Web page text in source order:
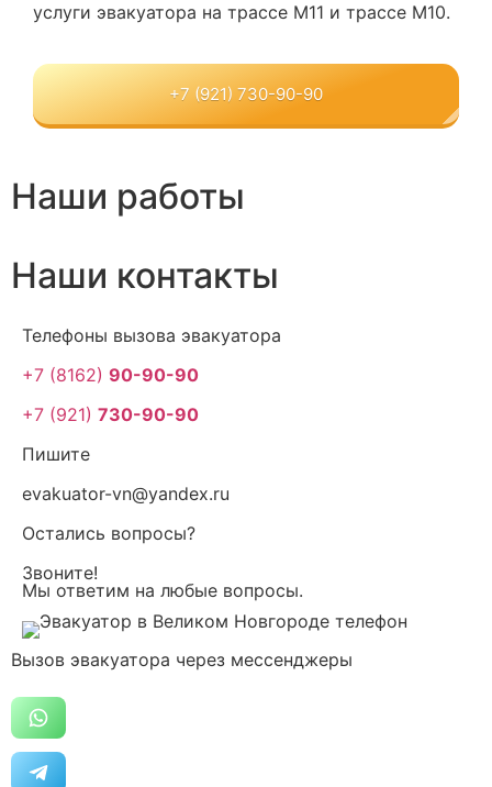
услуги эвакуатора на трассе М11 и трассе М10.
+7 (921) 730-90-90
Наши работы
Наши контакты
Телефоны вызова эвакуатора
+7 (8162) 90-90-90
+7 (921) 730-90-90
Пишите
evakuator-vn@yandex.ru
Остались вопросы?
Звоните!
Мы ответим на любые вопросы.
Вызов эвакуатора через мессенджеры